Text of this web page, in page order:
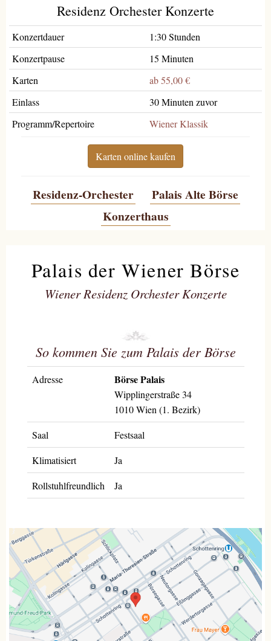
Residenz Orchester Konzerte
Konzertdauer
1:30 Stunden
Konzertpause
15 Minuten
Karten
ab 55,00 €
Einlass
30 Minuten zuvor
Programm/Repertoire
Wiener Klassik
Karten online kaufen
Residenz-Orchester
Palais Alte Börse
Konzerthaus
Palais der Wiener Börse
Wiener Residenz Orchester Konzerte
So kommen Sie zum Palais der Börse
Adresse Börse Palais
Wipplingerstraße 34
1010 Wien (1. Bezirk)
Saal
Festsaal
Klimatisiert
Ja
Rollstuhlfreundlich
Ja